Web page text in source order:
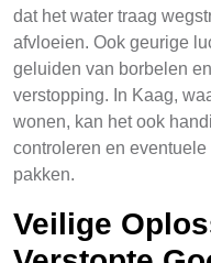
dat het water traag
afvloeien. Ook geurige
geluiden van borbelen
verstopping. In Kaag,
wonen, kan het ook
controleren en
pakken.
Veilige